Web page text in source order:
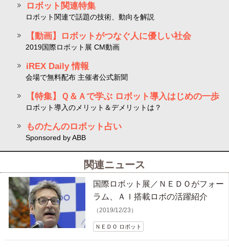
ロボット関連特集
ロボット関連で話題の技術、動向を解説
【動画】ロボットがつなぐ人に優しい社会
2019国際ロボット展 CM動画
iREX Daily 情報
会場で無料配布 主催者公式新聞
【特集】Ｑ＆Ａで学ぶ ロボット導入はじめの一歩
ロボット導入のメリット＆デメリットは？
ものたんのロボット占い
Sponsored by ABB
関連ニュース
国際ロボット展／ＮＥＤＯがフォー
ラム、ＡＩ搭載ロボの活躍紹介
（2019/12/23）
ＮＥＤＯ ロボット